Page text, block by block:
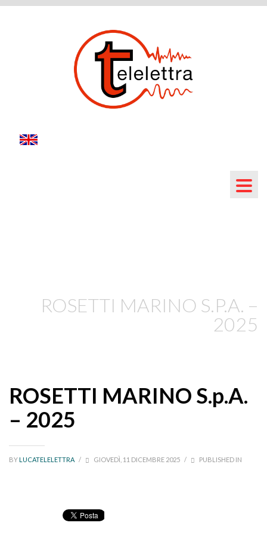
ROSETTI MARINO S.P.A. –
2025
ROSETTI MARINO S.p.A.
– 2025
BYLUCATELELETTRA / GIOVEDÌ, 11 DICEMBRE 2025 / PUBLISHED IN